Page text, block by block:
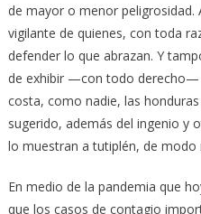
de mayor o menor peligrosidad.
vigilante de quienes, con toda
defender lo que abrazan. Y
de exhibir —con todo derecho—
costa, como nadie, las
sugerido, además del ingenio y
lo muestran a tutiplén, de modo
En medio de la pandemia que
que los casos de contagio